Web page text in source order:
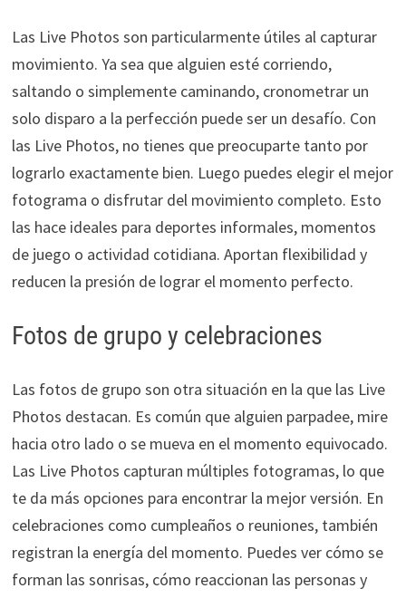
Las Live Photos son particularmente útiles al capturar
movimiento. Ya sea que alguien esté corriendo,
saltando o simplemente caminando, cronometrar un
solo disparo a la perfección puede ser un desafío. Con
las Live Photos, no tienes que preocuparte tanto por
lograrlo exactamente bien. Luego puedes elegir el mejor
fotograma o disfrutar del movimiento completo. Esto
las hace ideales para deportes informales, momentos
de juego o actividad cotidiana. Aportan flexibilidad y
reducen la presión de lograr el momento perfecto.
Fotos de grupo y celebraciones
Las fotos de grupo son otra situación en la que las Live
Photos destacan. Es común que alguien parpadee, mire
hacia otro lado o se mueva en el momento equivocado.
Las Live Photos capturan múltiples fotogramas, lo que
te da más opciones para encontrar la mejor versión. En
celebraciones como cumpleaños o reuniones, también
registran la energía del momento. Puedes ver cómo se
forman las sonrisas, cómo reaccionan las personas y